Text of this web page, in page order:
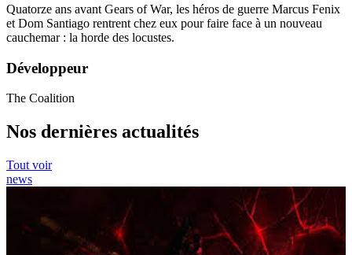
Quatorze ans avant Gears of War, les héros de guerre Marcus Fenix
et Dom Santiago rentrent chez eux pour faire face à un nouveau
cauchemar : la horde des locustes.
Développeur
The Coalition
Nos dernières actualités
Tout voir
news